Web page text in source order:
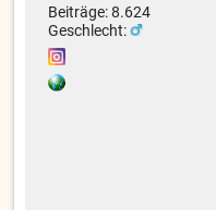
Beiträge: 8.624
Geschlecht: